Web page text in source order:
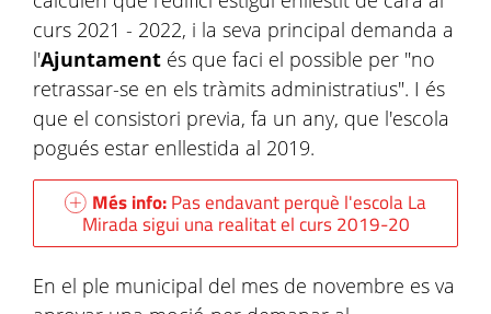
curs 2021 - 2022, i la seva principal demanda a
l'Ajuntament és que faci el possible per "no
retrassar-se en els tràmits administratius". I és
que el consistori previa, fa un any, que l'escola
pogués estar enllestida al 2019.
Més info:Pas endavant perquè l'escola La
Mirada sigui una realitat el curs 2019-20
En el ple municipal del mes de novembre es va